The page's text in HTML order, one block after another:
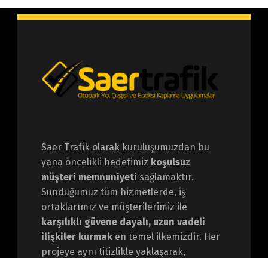
Saer Trafik olarak kuruluşumuzdan bu
yana öncelikli hedefimiz koşulsuz
müşteri memnuniyeti sağlamaktır.
Sunduğumuz tüm hizmetlerde, iş
ortaklarımız ve müşterilerimiz ile
karşılıklı güvene dayalı, uzun vadeli
ilişkiler kurmaken temel ilkemizdir. Her
projeye aynı titizlikle yaklaşarak,